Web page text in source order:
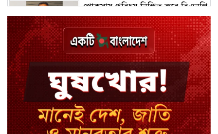
খোকসায় পরিচয় নিশ্চিত করে বিএনপি
নেতার ওপর হামলা
শেখ পরিবারের সবাই নিরাপদে বাইরে,
কারাগারে দলের কর্মীরা
ইবির ৪৪ শিক্ষকের বিরুদ্ধে
রাষ্ট্রবিরোধিতার তদন্ত কমিটি